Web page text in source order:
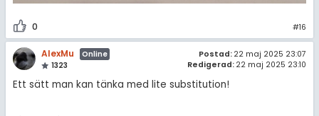
0 #16
AlexMu
Online
1323
Postad: 22 maj 2025 23:07
Redigerad: 22 maj 2025 23:10
Ett sätt man kan tänka med lite substitution!